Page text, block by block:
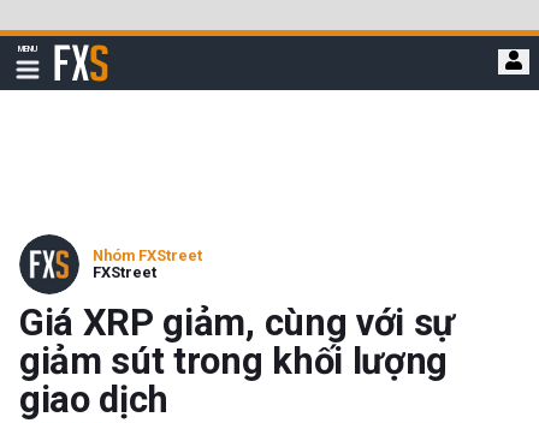
qua
đi
MENU
Hiển
thị
FXStreet
Nhóm FXStreet
FXStreet
Giá XRP giảm, cùng với sự
giảm sút trong khối lượng
giao dịch